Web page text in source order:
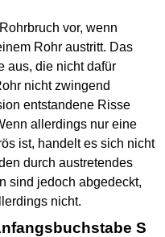
vor, wenn
Rohr austritt. Das
aus, die nicht dafür
nicht zwingend
entstandene Risse
allerdings nur eine
ist, handelt es sich nicht
durch austretendes
sind jedoch abgedeckt,
nicht.
S